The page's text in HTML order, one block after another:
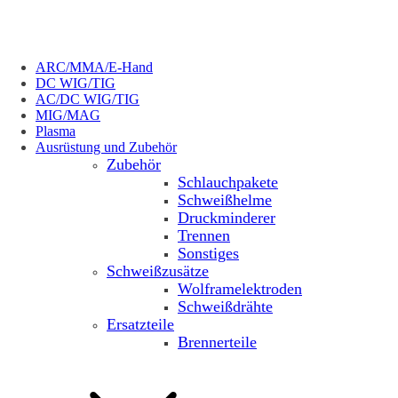
ARC/MMA/E-Hand
DC WIG/TIG
AC/DC WIG/TIG
MIG/MAG
Plasma
Ausrüstung und Zubehör
Zubehör
Schlauchpakete
Schweißhelme
Druckminderer
Trennen
Sonstiges
Schweißzusätze
Wolframelektroden
Schweißdrähte
Ersatzteile
Brennerteile